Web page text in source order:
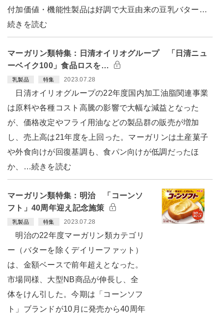
付加価値・機能性製品は好調で大豆由来の豆乳バター…
続きを読む
マーガリン類特集：日清オイリオグループ 「日清ニュ
ーベイク100」食品ロスを…
乳製品 特集 2023.07.28
日清オイリオグループの22年度国内加工油脂関連事業
は原料や各種コスト高騰の影響で大幅な減益となった
が、価格改定やフライ用油などの製品群の販売が増加
し、売上高は21年度を上回った。マーガリンは土産菓子
や外食向けが回復基調も、食パン向けが低調だったほ
か、…続きを読む
マーガリン類特集：明治 「コーンソ
フト」40周年迎え記念施策
乳製品 特集 2023.07.28
明治の22年度マーガリン類カテゴリ
ー（バターを除くデイリーファット）
は、金額ベースで前年超えとなった。
市場同様、大型NB商品が伸長し、全
体をけん引した。今期は「コーンソフ
ト」ブランドが10月に発売から40周年